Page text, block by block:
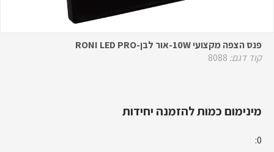
פנס הצפה מקצועי 10W-אור לבן-RONI LED PRO
קוד דגם: 8088
מינימום כמות להזמנה יחידות
0: